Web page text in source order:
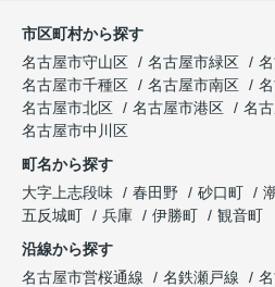
市区町村から探す
名古屋市守山区
名古屋市緑区
名古屋市千種区
名古屋市南区
名古屋市北区
名古屋市港区
名
名古屋市中川区
町名から探す
大字上志段味
春田野 砂口町
五反城町
兵庫 伊勝町
観音町
沿線から探す
名古屋市営桜通線
名鉄瀬戸線